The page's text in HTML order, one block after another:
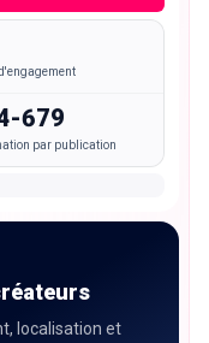
679
par publication
localisation et